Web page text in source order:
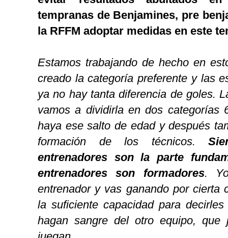
tempranas de Benjamines, pre
la RFFM adoptar medidas en este
Estamos trabajando de hecho en
creado la categoría preferente y las
ya no hay tanta diferencia de goles.
vamos a dividirla en dos categorías
haya ese salto de edad y después
formación de los técnicos.
entrenadores son la parte
entrenadores son formadores.
entrenador y vas ganando por cierta
la suficiente capacidad para
hagan sangre del otro equipo, que